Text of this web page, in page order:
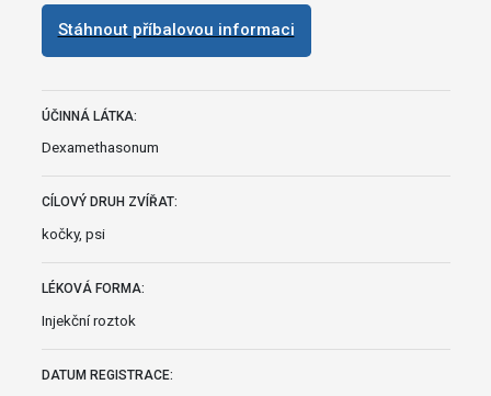
Stáhnout příbalovou informaci
ÚČINNÁ LÁTKA:
Dexamethasonum
CÍLOVÝ DRUH ZVÍŘAT:
kočky, psi
LÉKOVÁ FORMA:
Injekční roztok
DATUM REGISTRACE: